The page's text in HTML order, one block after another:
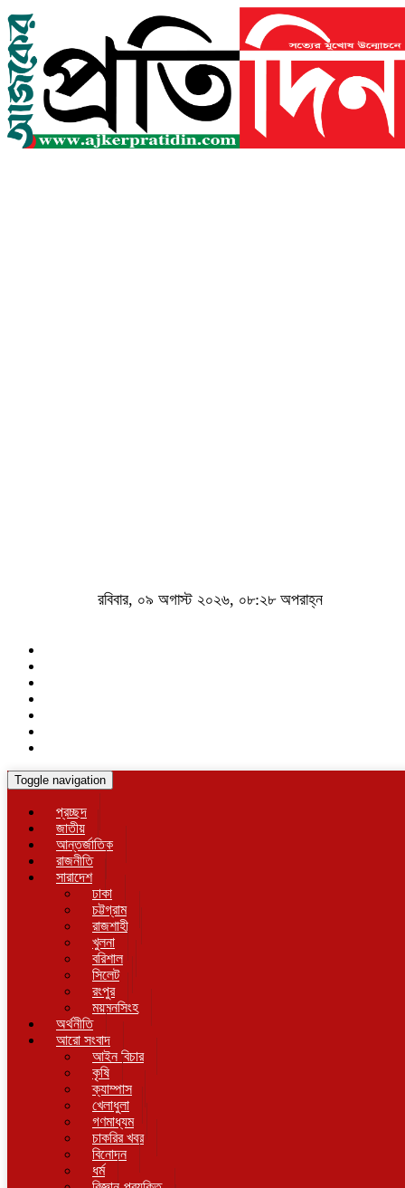
রবিবার, ০৯ অগাস্ট ২০২৬, ০৮:২৮ অপরাহ্ন
Toggle navigation
প্রচ্ছদ
জাতীয়
আন্তর্জাতিক
রাজনীতি
সারাদেশ
ঢাকা
চট্টগ্রাম
রাজশাহী
খুলনা
বরিশাল
সিলেট
রংপুর
ময়মনসিংহ
অর্থনীতি
আরো সংবাদ
আইন বিচার
কৃষি
ক্যাম্পাস
খেলাধুলা
গণমাধ্যম
চাকরির খবর
বিনোদন
ধর্ম